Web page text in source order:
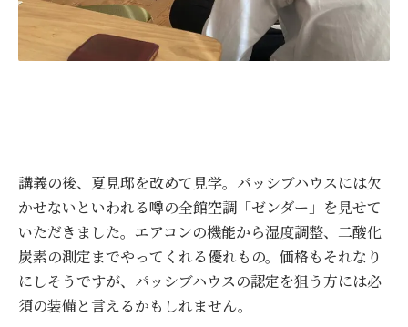
講義の後、夏見邸を改めて見学。パッシブハウスには欠
かせないといわれる噂の全館空調「ゼンダー」を見せて
いただきました。エアコンの機能から湿度調整、二酸化
炭素の測定までやってくれる優れもの。価格もそれなり
にしそうですが、パッシブハウスの認定を狙う方には必
須の装備と言えるかもしれません。